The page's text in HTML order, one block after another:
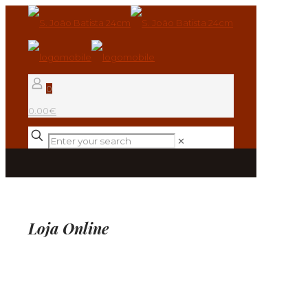
0
0.00€
✕
Loja Online